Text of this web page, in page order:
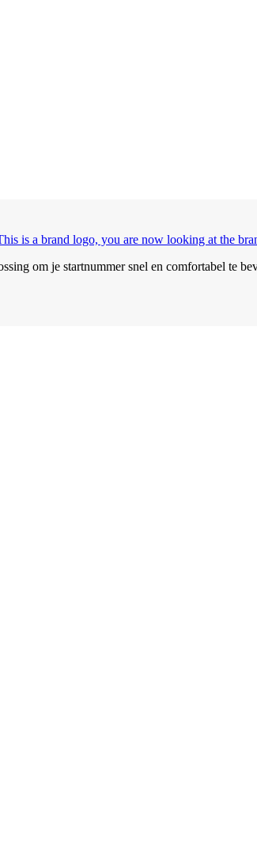
is a brand logo, you are now looking at the
om je startnummer snel en comfortabel te